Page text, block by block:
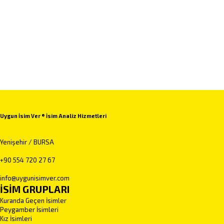
Uygun İsim Ver ® İsim Analiz Hizmetleri
Yenişehir / BURSA
+90 554 720 27 67
info@uygunisimver.com
İSİM GRUPLARI
Kuranda Geçen İsimler
Peygamber İsimleri
Kız İsimleri